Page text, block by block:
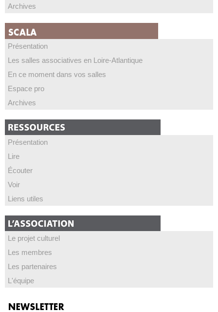
Archives
Présentation
Les salles associatives en Loire-Atlantique
En ce moment dans vos salles
Espace pro
Archives
Présentation
Lire
Écouter
Voir
Liens utiles
Le projet culturel
Les membres
Les partenaires
L'équipe